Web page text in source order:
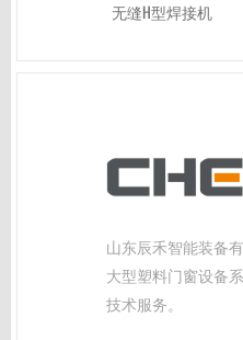
无缝H型焊接机
山东辰禾智能装备
大型塑料门窗设备
技术服务。